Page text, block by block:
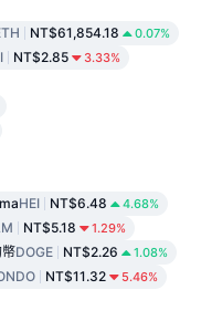
NT$61,854.18 0.07%
NT$2.85 3.33%
HEI NT$6.48 4.68%
NT$5.18 1.29%
DOGE NT$2.26 1.08%
NT$11.32 5.46%